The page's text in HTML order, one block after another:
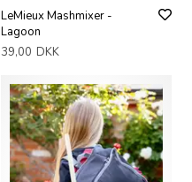
LeMieux Mashmixer -
Lagoon
39,00 DKK